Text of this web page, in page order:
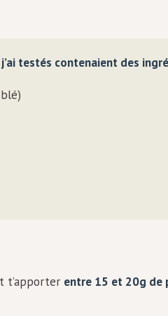
testés contenaient des
t’apporter entre 15 et 20g de